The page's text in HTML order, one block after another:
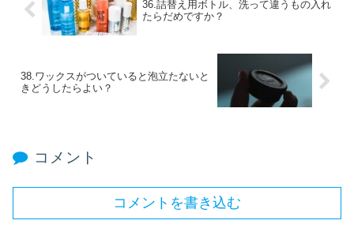
36.詰替え用ボトル、洗って違うもの入れ
たらだめですか？
38.ワックスがついていると泡立たないと
きどうしたらよい？
コメント
コメントを書き込む